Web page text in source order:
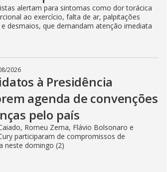
alertam para sintomas como dor torácica
ao exercício, falta de ar, palpitações
desmaios, que demandam atenção imediata
2026
à Presidência
agenda de convenções
pelo país
Romeu Zema, Flávio Bolsonaro e
participaram de compromissos de
neste domingo (2)